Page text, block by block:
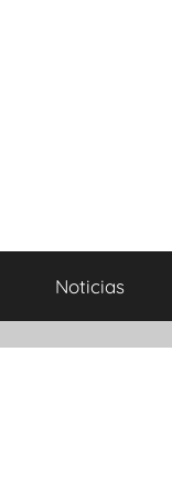
Noticias